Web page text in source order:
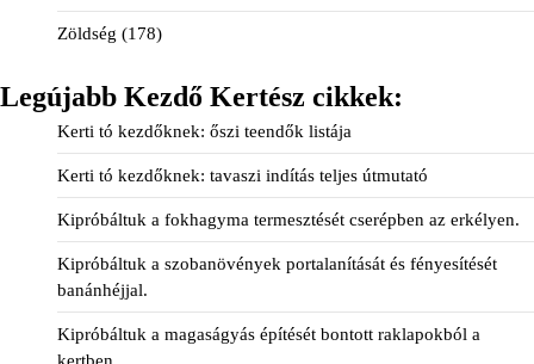
Zöldség (178)
Legújabb Kezdő Kertész cikkek:
Kerti tó kezdőknek: őszi teendők listája
Kerti tó kezdőknek: tavaszi indítás teljes útmutató
Kipróbáltuk a fokhagyma termesztését cserépben az erkélyen.
Kipróbáltuk a szobanövények portalanítását és fényesítését
banánhéjjal.
Kipróbáltuk a magaságyás építését bontott raklapokból a
kertben.